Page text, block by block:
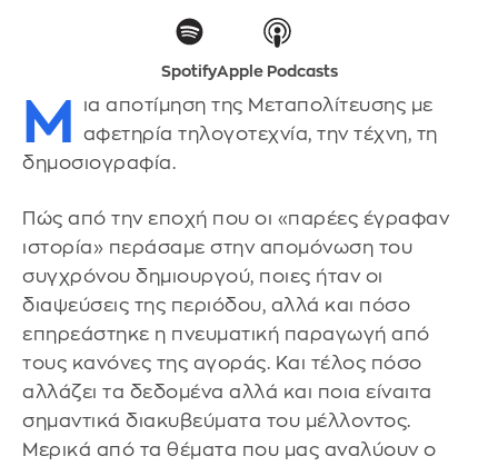
SpotifyApple Podcasts
Μ
ια αποτίμηση της Μεταπολίτευσης με
αφετηρία τηλογοτεχνία, την τέχνη, τη
δημοσιογραφία.
Πώς από την εποχή που οι «παρέες έγραφαν
ιστορία» περάσαμε στην απομόνωση του
συγχρόνου δημιουργού, ποιες ήταν οι
διαψεύσεις της περιόδου, αλλά και πόσο
επηρεάστηκε η πνευματική παραγωγή από
τους κανόνες της αγοράς. Και τέλος πόσο
αλλάζει τα δεδομένα αλλά και ποια είναιτα
σημαντικά διακυβεύματα του μέλλοντος.
Μερικά από τα θέματα που μας αναλύουν ο